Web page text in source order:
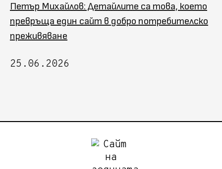
Петър Михайлов: Детайлите са това, което
превръща един сайт в добро потребителско
преживяване
25.06.2026